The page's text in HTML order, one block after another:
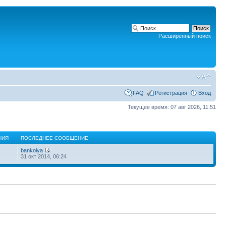
Расширенный поиск
FAQ Регистрация Вход
Текущее время: 07 авг 2026, 11:51
ПОСЛЕДНЕЕ СООБЩЕНИЕ
bankolya
31 окт 2014, 06:24